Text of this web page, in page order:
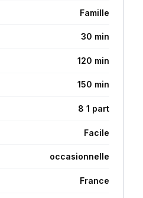
Famille
30 min
120 min
150 min
8 1 part
Facile
occasionnelle
France